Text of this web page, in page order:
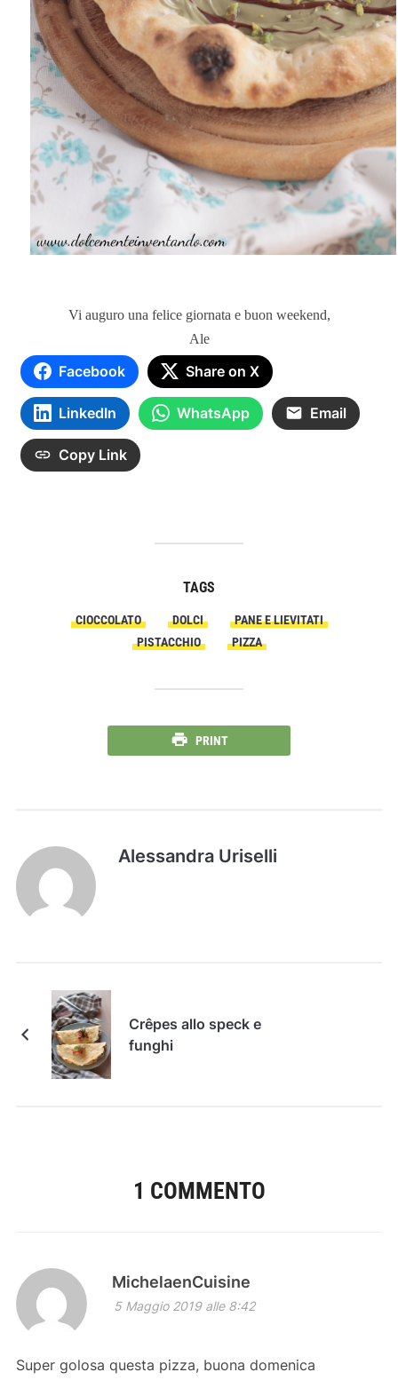
Vi auguro una felice giornata e buon weekend,
Ale
Facebook Share on X
LinkedIn WhatsApp Email
Copy Link
TAGS
CIOCCOLATO DOLCI
PANE E LIEVITATI
PISTACCHIO
PIZZA
PRINT
Alessandra Uriselli
Crêpes allo speck e
funghi
1 COMMENTO
MichelaenCuisine
5 Maggio 2019 alle 8:42
Super golosa questa pizza, buona domenica